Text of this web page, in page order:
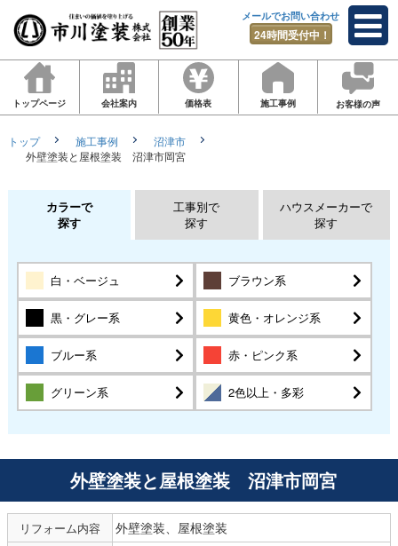
メールでお問い合わせ
24時間受付中！
トップページ 会社案内 価格表 施工事例 お客様の声
トップ 施工事例
沼津市
外壁塗装と屋根塗装 沼津市岡宮
カラーで
探す
工事別で
探す
ハウスメーカーで
探す
白・ベージュ ブラウン系
黒・グレー系 黄色・オレンジ系
ブルー系 赤・ピンク系
グリーン系 2色以上・多彩
外壁塗装と屋根塗装 沼津市岡宮
リフォーム内容 外壁塗装、屋根塗装